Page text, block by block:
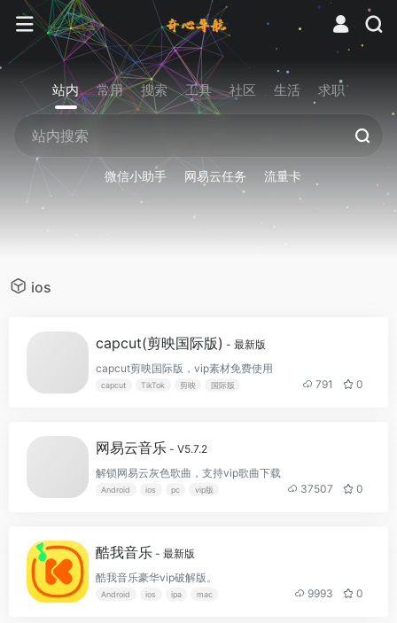
站内 常用 搜索 工具 社区 生活 求职
微信小助手 网易云任务 流量卡
ios
capcut(剪映国际版) - 最新版
capcut剪映国际版，vip素材免费使用
capcut TikTok 剪映 国际版 791 0
网易云音乐 - V5.7.2
解锁网易云灰色歌曲，支持vip歌曲下载
Android ios pc vip版 37507 0
酷我音乐 - 最新版
酷我音乐豪华vip破解版。
Android ios ipa mac 9993 0